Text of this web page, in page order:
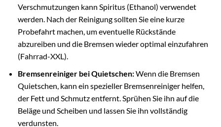
Verschmutzungen kann Spiritus (Ethanol) verwendet
werden. Nach der Reinigung sollten Sie eine kurze
Probefahrt machen, um eventuelle Rückstände
abzureiben und die Bremsen wieder optimal einzufahren
(Fahrrad-XXL).
Bremsenreiniger bei Quietschen:Wenn die Bremsen
Quietschen, kann ein spezieller Bremsenreiniger helfen,
der Fett und Schmutz entfernt. Sprühen Sie ihn auf die
Beläge und Scheiben und lassen Sie ihn vollständig
verdunsten.